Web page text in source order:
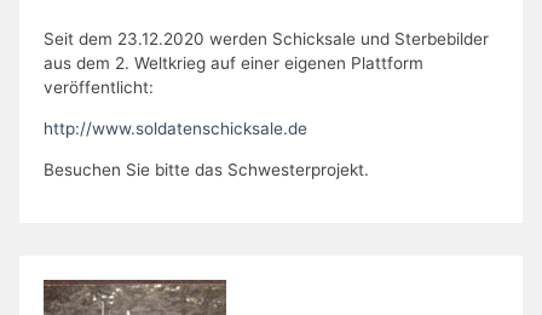
Seit dem 23.12.2020 werden Schicksale und Sterbebilder
aus dem 2. Weltkrieg auf einer eigenen Plattform
veröffentlicht:
http://www.soldatenschicksale.de
Besuchen Sie bitte das Schwesterprojekt.